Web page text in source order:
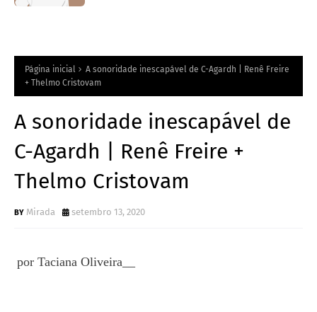
Página inicial
A sonoridade inescapável de C-Agardh | Renê Freire
+ Thelmo Cristovam
A sonoridade inescapável de
C-Agardh | Renê Freire +
Thelmo Cristovam
Mirada setembro 13, 2020
por Taciana Oliveira__